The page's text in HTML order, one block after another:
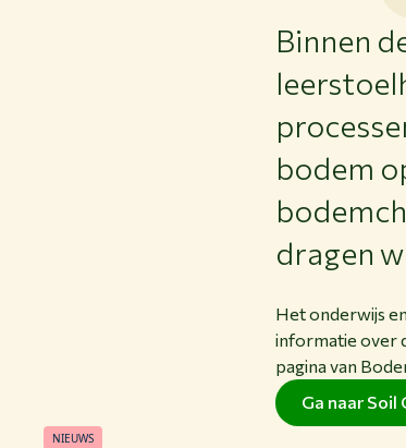
Binnen
bodem
dragen
Het onderwijs
informatie over
pagina van
Ga naar Soil
NIEUWS